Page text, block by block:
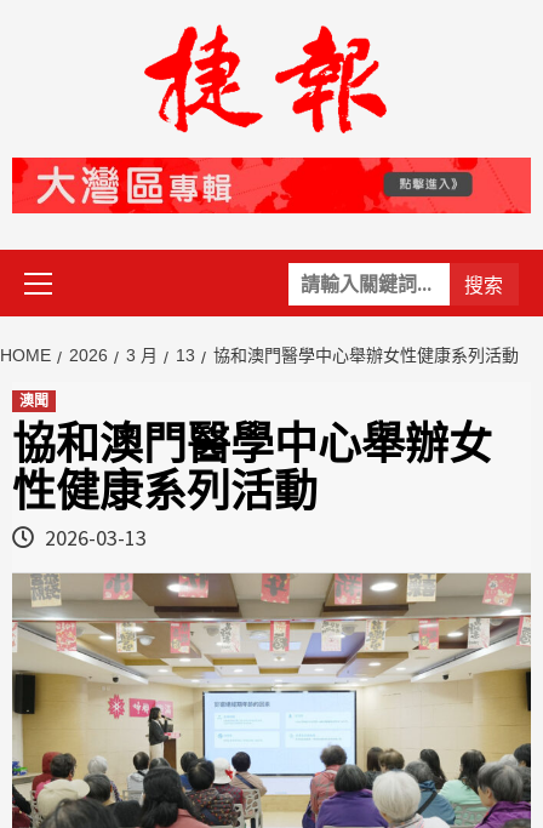
關
鍵
Primary
Menu
HOME 2026 3 月 13 協和澳門醫學中心舉辦女性健康系列活動
澳聞
協和澳門醫學中心舉辦女
性健康系列活動
2026-03-13